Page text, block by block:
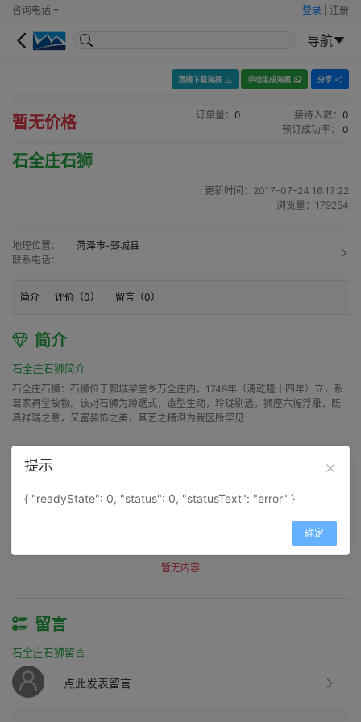
咨询电话 登录 注册
导航
直接下载海报 手动生成海报 分享
暂无价格 订单量： 0 接待人数： 0
预订成功率：
0
石全庄石狮
更新时间： 2017-07-24 16:17:22
浏览量： 179254
地理位置：
菏泽市-鄄城县
联系电话：
简介 评价（0） 留言（0）
简介
石全庄石狮简介
石全庄石狮：石狮位于鄄城梁堂乡万全庄内，1749年（清乾隆十四年）立，系
葛家祠堂故物。该对石狮为蹲踞式，造型生动，玲珑剔透。狮座六幅浮雕，既
具祥瑞之意，又富装饰之美，其艺之精湛为我区所罕见
评价
石全庄石狮评价
暂无内容
留言
石全庄石狮留言
点此发表留言
提示
{ "readyState": 0, "status": 0, "statusText": "error" }
确定